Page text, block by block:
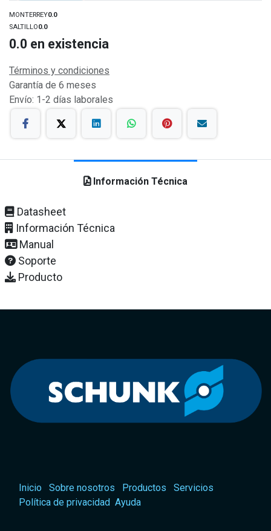
MONTERREY0.0
SALTILLO0.0
0.0 en existencia
Términos y condiciones
Garantía de 6 meses
Envío: 1-2 días laborales
Información Técnica
Datasheet
Información Técnica
Manual
Soporte
Producto
Inicio Sobre nosotros Productos
Servicios
Política de privacidad Ayuda